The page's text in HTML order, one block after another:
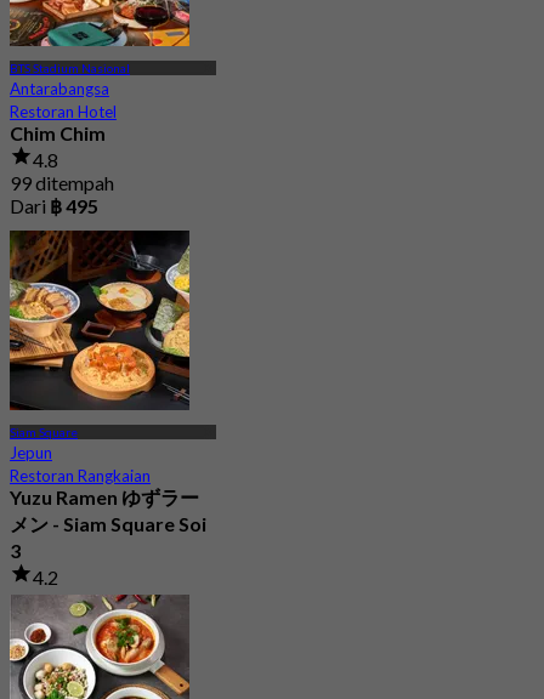
BTS Stadium Nasional
Antarabangsa
Restoran Hotel
Chim Chim
4.8
99 ditempah
Dari ฿ 495
Siam Square
Jepun
Restoran Rangkaian
Yuzu Ramen ゆずラー
メン - Siam Square Soi
3
4.2
2 ditempah
Dari฿ 663.33